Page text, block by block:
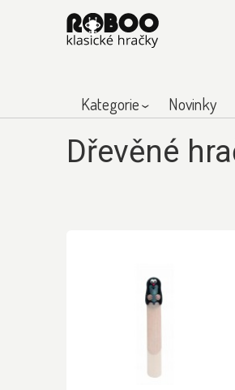
Kategorie Novinky
Dřevěné